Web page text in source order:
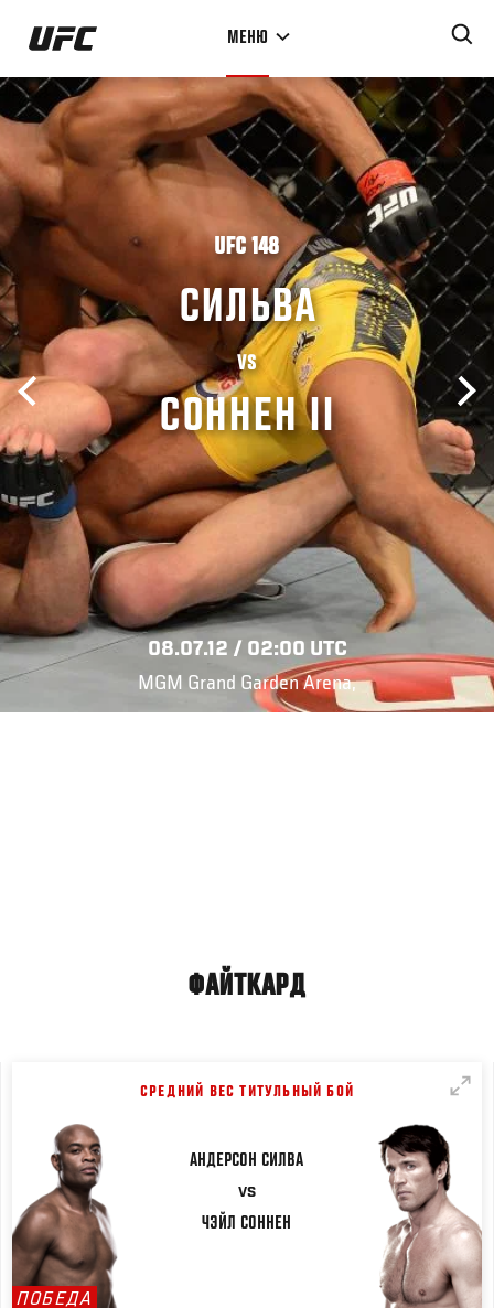
Перейти
основному
содержанию
МЕНЮ
UFC 148
СИЛЬВА
VS
СОННЕН II
08.07.12 / 02:00 UTC
MGM Grand Garden Arena,
ФАЙТКАРД
СРЕДНИЙ ВЕС ТИТУЛЬНЫЙ БОЙ
ПОБЕДА
АНДЕРСОН СИЛВА
VS
ЧЭЙЛ СОННЕН